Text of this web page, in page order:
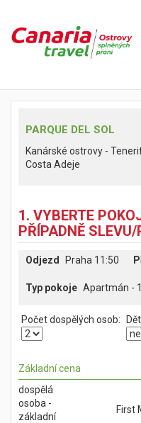
PARQUE DEL SOL
Kanárské ostrovy -
Costa Adeje
1. VYBERTE
PŘÍPADNĚ
Odjezd Praha 11:50
Typ pokoje Apartmán -
Počet dospělých osob:
Základní cena
dospělá
osoba -
základní
First